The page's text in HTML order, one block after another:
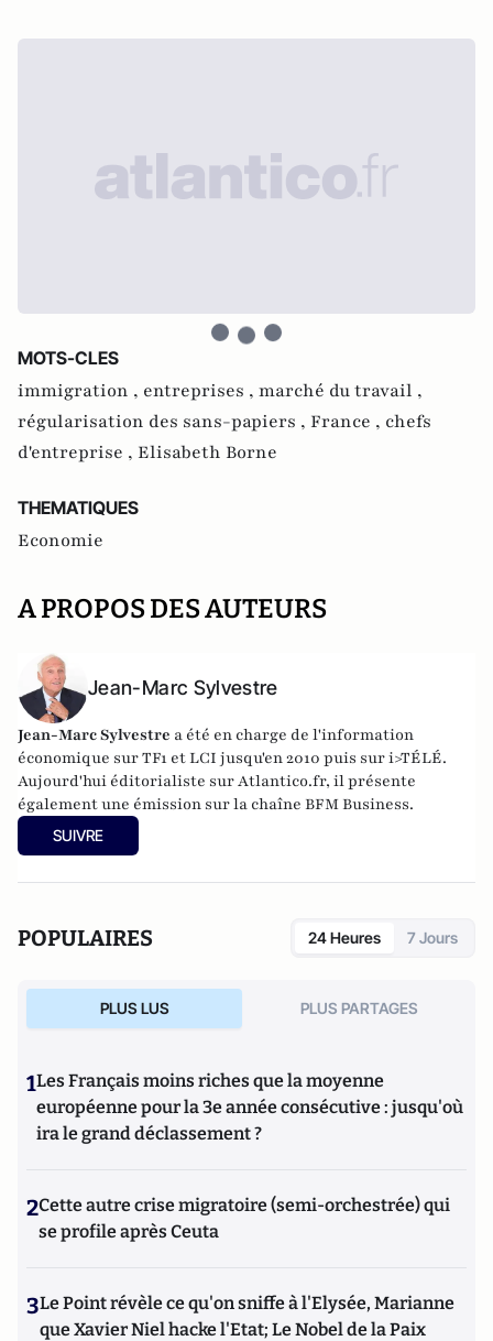
MOTS-CLES
immigration , entreprises , marché du travail ,
régularisation des sans-papiers , France , chefs
d'entreprise , Elisabeth Borne
THEMATIQUES
Economie
A PROPOS DES AUTEURS
Jean-Marc Sylvestre
Jean-Marc Sylvestre a été en charge de l'information
économique sur TF1 et LCI jusqu'en 2010 puis sur i>TÉLÉ.
Aujourd'hui éditorialiste sur Atlantico.fr, il présente
également une émission sur la chaîne BFM Business.
SUIVRE
POPULAIRES 24 Heures 7 Jours
PLUS LUS PLUS PARTAGES
1Les Français moins riches que la moyenne
européenne pour la 3e année consécutive : jusqu'où
ira le grand déclassement ?
2Cette autre crise migratoire (semi-orchestrée) qui
se profile après Ceuta
3Le Point révèle ce qu'on sniffe à l'Elysée, Marianne
que Xavier Niel hacke l'Etat; Le Nobel de la Paix